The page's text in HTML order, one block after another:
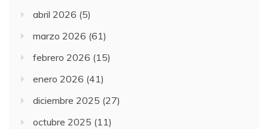
abril 2026 (5)
marzo 2026 (61)
febrero 2026 (15)
enero 2026 (41)
diciembre 2025 (27)
octubre 2025 (11)